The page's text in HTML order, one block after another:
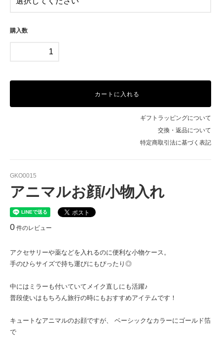
購入数
カートに入れる
ギフトラッピングについて
交換・返品について
特定商取引法に基づく表記
GKO0015
アニマルお顔/小物入れ
0 件のレビュー
アクセサリーや薬などを入れるのに便利な小物ケース。
手のひらサイズで持ち運びにもぴったり◎
中にはミラーも付いていてメイク直しにも活躍♪
普段使いはもちろん旅行の時にもおすすめアイテムです！
キュートなアニマルのお顔ですが、 ベーシックなカラーにゴールド箔
で